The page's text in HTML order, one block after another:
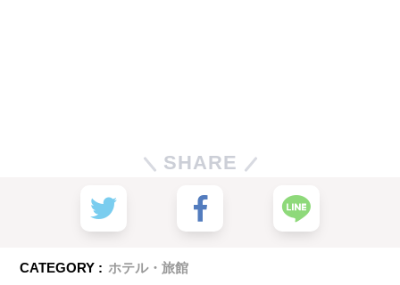
SHARE
CATEGORY : ホテル・旅館